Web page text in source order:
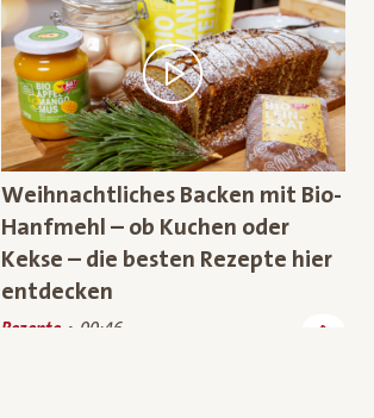
Weihnachtliches Backen mit Bio-
Hanfmehl – ob Kuchen oder
Kekse – die besten Rezepte hier
entdecken
Rezepte 00:46